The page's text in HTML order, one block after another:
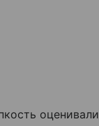
оценивали